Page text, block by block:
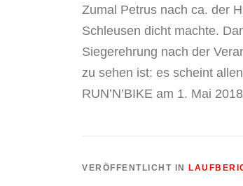
Zumal Petrus nach ca. der
Schleusen dicht machte.
Siegerehrung nach der
zu sehen ist: es scheint
RUN’N’BIKE am 1. Mai
VERÖFFENTLICHT IN